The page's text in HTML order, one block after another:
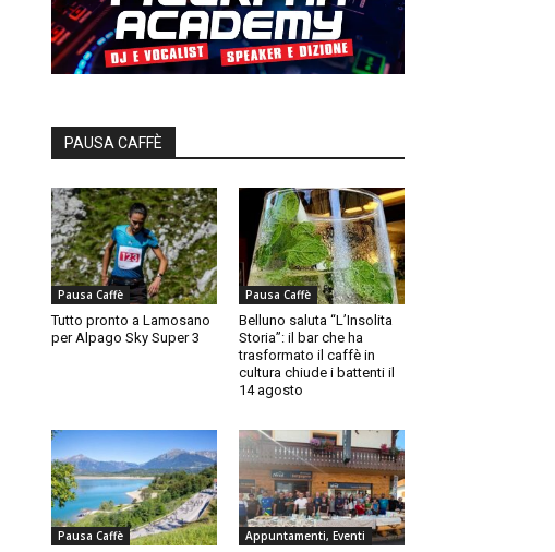
PAUSA CAFFÈ
Pausa Caffè
Tutto pronto a Lamosano
per Alpago Sky Super 3
Pausa Caffè
Belluno saluta “L’Insolita
Storia”: il bar che ha
trasformato il caffè in
cultura chiude i battenti il
14 agosto
Pausa Caffè Appuntamenti, Eventi